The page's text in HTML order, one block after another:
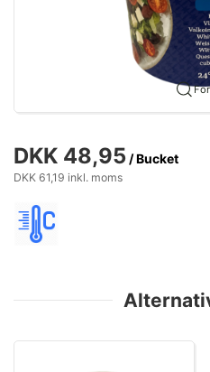
DKK 48,95 / Bucket
DKK 61,19 inkl. moms